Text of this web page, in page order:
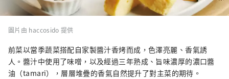
圖片由 haccosido 提供
前菜以當季蔬菜搭配自家製醬汁香烤而成，色澤亮麗、香氣誘
人。醬汁中使用了味噌，以及經過三年熟成、旨味濃厚的濃口醬
油（tamari），層層堆疊的香氣自然提升了對主菜的期待。